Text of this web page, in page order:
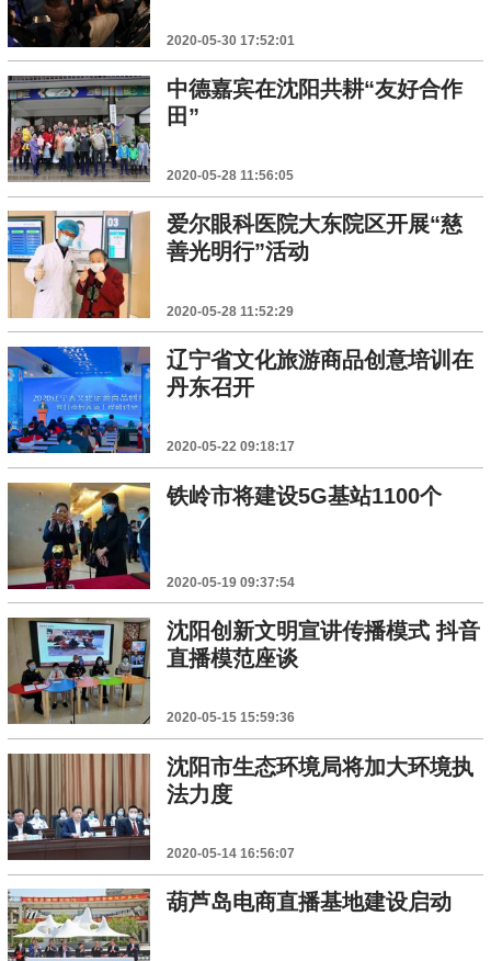
2020-05-30 17:52:01
中德嘉宾在沈阳共耕“友好合作
田”
2020-05-28 11:56:05
爱尔眼科医院大东院区开展“慈
善光明行”活动
2020-05-28 11:52:29
辽宁省文化旅游商品创意培训在
丹东召开
2020-05-22 09:18:17
铁岭市将建设5G基站1100个
2020-05-19 09:37:54
沈阳创新文明宣讲传播模式 抖音
直播模范座谈
2020-05-15 15:59:36
沈阳市生态环境局将加大环境执
法力度
2020-05-14 16:56:07
葫芦岛电商直播基地建设启动